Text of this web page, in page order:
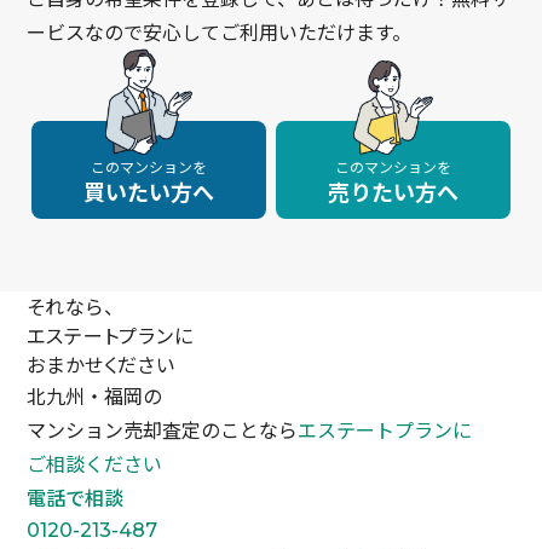
ービスなので安心してご利用いただけます。
このマンションを
買いたい方へ
このマンションを
売りたい方へ
それなら、
エステートプランに
おまかせください
北九州・福岡の
マンション売却査定のことならエステートプランに
ご相談ください
電話で相談
0120-213-487